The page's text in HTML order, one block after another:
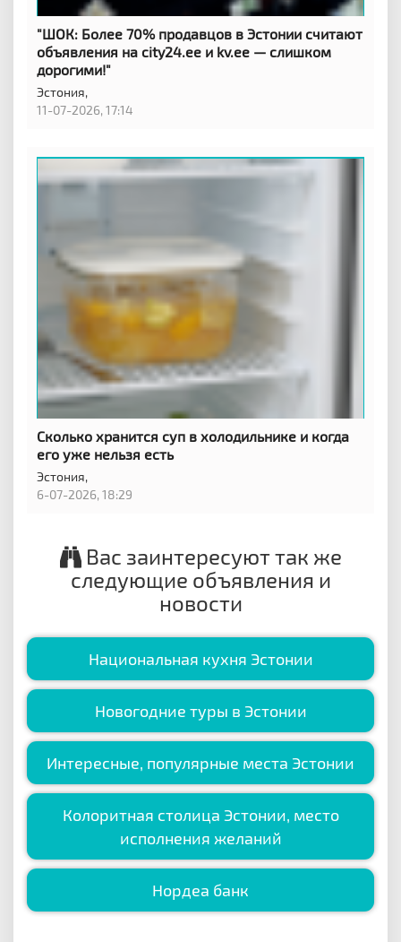
"ШОК: Более 70% продавцов в Эстонии считают
объявления на city24.ee и kv.ee — слишком
дорогими!"
Эстония,
11-07-2026, 17:14
Сколько хранится суп в холодильнике и когда
его уже нельзя есть
Эстония,
6-07-2026, 18:29
Вас заинтересуют так же
следующие объявления и
новости
Национальная кухня Эстонии
Новогодние туры в Эстонии
Интересные, популярные места Эстонии
Колоритная столица Эстонии, место
исполнения желаний
Нордеа банк